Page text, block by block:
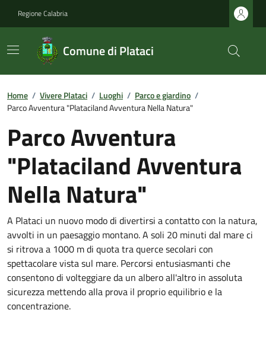
Regione Calabria
Comune di Plataci
Home / Vivere Plataci / Luoghi / Parco e giardino /
Parco Avventura "Plataciland Avventura Nella Natura"
Parco Avventura
"Plataciland Avventura
Nella Natura"
A Plataci un nuovo modo di divertirsi a contatto con la natura,
avvolti in un paesaggio montano. A soli 20 minuti dal mare ci
si ritrova a 1000 m di quota tra querce secolari con
spettacolare vista sul mare. Percorsi entusiasmanti che
consentono di volteggiare da un albero all'altro in assoluta
sicurezza mettendo alla prova il proprio equilibrio e la
concentrazione.